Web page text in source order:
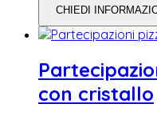
CHIEDI
con cristallo